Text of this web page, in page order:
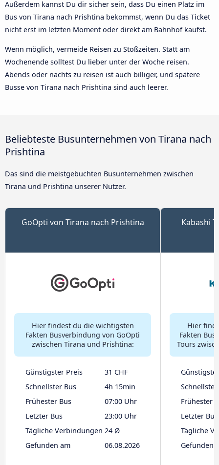
Außerdem kannst Du dir sicher sein, dass Du einen Platz im
Bus von Tirana nach Prishtina bekommst, wenn Du das Ticket
nicht erst im letzten Moment oder direkt am Bahnhof kaufst.
Wenn möglich, vermeide Reisen zu Stoßzeiten. Statt am
Wochenende solltest Du lieber unter der Woche reisen.
Abends oder nachts zu reisen ist auch billiger, und spätere
Busse von Tirana nach Prishtina sind auch leerer.
Beliebteste Busunternehmen von Tirana nach
Prishtina
Das sind die meistgebuchten Busunternehmen zwischen
Tirana und Prishtina unserer Nutzer.
GoOpti von Tirana nach Prishtina
Hier findest du die wichtigsten
Fakten Busverbindung von GoOpti
zwischen Tirana und Prishtina:
Günstigster Preis
31 CHF
Schnellster Bus
4h 15min
Frühester Bus
07:00 Uhr
Letzter Bus
23:00 Uhr
Tägliche Verbindungen 24 Ø
Gefunden am
06.08.2026
Kabashi
Hier
Fakten
Tours
Schnellster
Frühester
Letzter Bus
Tägliche
Gefunden